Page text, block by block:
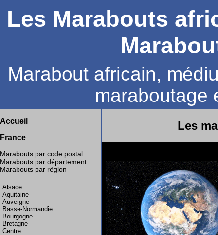
Les Marabouts
Marabout africain,
maraboutage
Accueil
France
Marabouts par code postal
Marabouts par département
Marabouts par région
Alsace
Aquitaine
Auvergne
Basse-Normandie
Bourgogne
Bretagne
Centre
Les